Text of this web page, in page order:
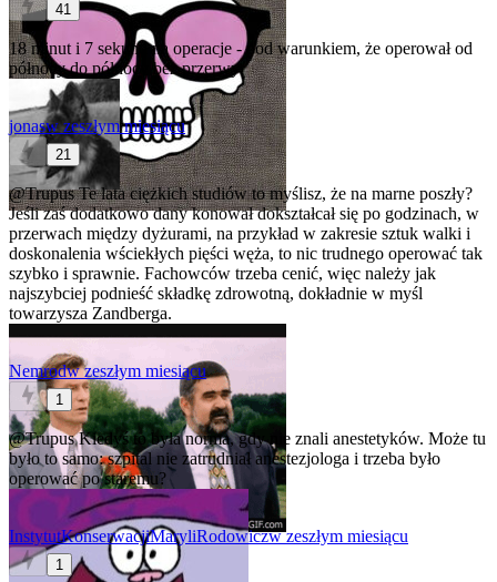
41
18 minut i 7 sekund na operacje - pod warunkiem, że operował od
północy do północy bez przerwy
jonasw zeszłym miesiącu
21
@TrupusTe lata ciężkich studiów to myślisz, że na marne poszły?
Jeśli zaś dodatkowo dany konował dokształcał się po godzinach, w
przerwach między dyżurami, na przykład w zakresie sztuk walki i
doskonalenia wściekłych pięści węża, to nic trudnego operować tak
szybko i sprawnie. Fachowców trzeba cenić, więc należy jak
najszybciej podnieść składkę zdrowotną, dokładnie w myśl
towarzysza Zandberga.
Nemrodw zeszłym miesiącu
1
@TrupusKiedyś to była norma, gdy nie znali anestetyków. Może tu
było to samo: szpital nie zatrudniał anestezjologa i trzeba było
operować po staremu?
InstytutKonserwacjiMaryliRodowiczw zeszłym miesiącu
1